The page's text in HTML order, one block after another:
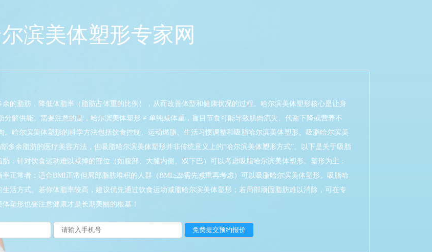
滨美体塑形专家网
的脂肪，降低体脂率（脂肪占体重的比例），从而改善体型和健康状况的过程。哈尔滨美体塑形核心是让身
解供能。需要注意的是，哈尔滨美体塑形 ≠ 单纯减体重，盲目节食可能导致肌肉流失、代谢下降或营养不
哈尔滨美体塑形的科学方法包括饮食控制、运动燃脂、生活习惯调整和吸脂哈尔滨美体塑形。吸脂哈尔滨美
多余脂肪的医疗美容方法，但吸脂哈尔滨美体塑形并非传统意义上的“哈尔滨美体塑形方式”。以下是关于吸脂
：针对饮食运动难以减掉的部位（如腹部、大腿内侧、双下巴）可以考虑吸脂哈尔滨美体塑形。塑形为主：
正常者：适合BMI正常但局部脂肪堆积的人群（BMI≥28需先减重再考虑）可以吸脂哈尔滨美体塑形。吸脂哈
活方式。若你体脂率较高，建议优先通过饮食运动减脂哈尔滨美体塑形；若局部顽固脂肪难以消除，可在专
塑形也要注意健康才是长期美丽的根基！